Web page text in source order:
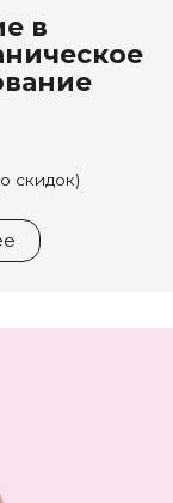
в
скидок)